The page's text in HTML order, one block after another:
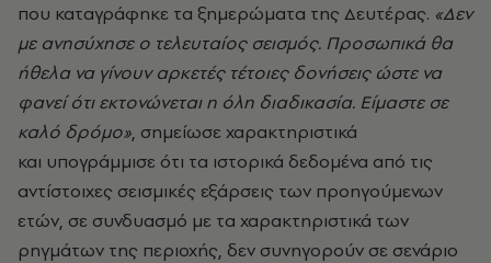
που καταγράφηκε τα ξημερώματα της Δευτέρας. «Δεν
με ανησύχησε ο τελευταίος σεισμός. Προσωπικά θα
ήθελα να γίνουν αρκετές τέτοιες δονήσεις ώστε να
φανεί ότι εκτονώνεται η όλη διαδικασία. Είμαστε σε
καλό δρόμο», σημείωσε χαρακτηριστικά
και υπογράμμισε ότι τα ιστορικά δεδομένα από τις
αντίστοιχες σεισμικές εξάρσεις των προηγούμενων
ετών, σε συνδυασμό με τα χαρακτηριστικά των
ρηγμάτων της περιοχής, δεν συνηγορούν σε σενάριο